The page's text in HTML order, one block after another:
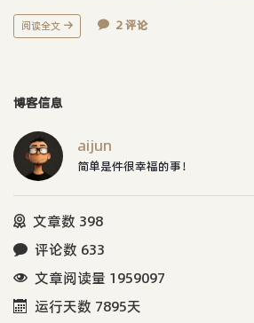
阅读全文 2 评论
博客信息
aijun
简单是件很幸福的事！
文章数 398
评论数 633
文章阅读量 1959097
运行天数 7895天